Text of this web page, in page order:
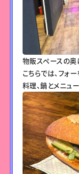
物販スペースの奥
こちらでは、フォ
料理、鍋とメニュ